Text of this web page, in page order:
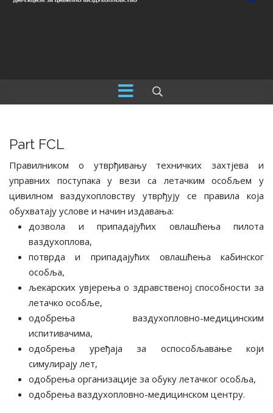
Part FCL
Правилником о утврђивању техничких захтјева и
управних поступака у вези са летачким особљем у
цивилном ваздухопловству утврђују се правила која
обухватају услове и начин издавања:
дозвола и припадајућих овлашћења пилота
ваздухоплова,
потврдa и припадајућих овлашћења кабинског
особља,
љекарских увјерења о здравственој способности за
летачко особље,
одобрења ваздухопловно-медицинским
испитивачима,
одобрења уређаја за оспособљавање који
симулирају лет,
одобрења организације за обуку летачког особља,
одобрења ваздухопловно-медицинском центру.